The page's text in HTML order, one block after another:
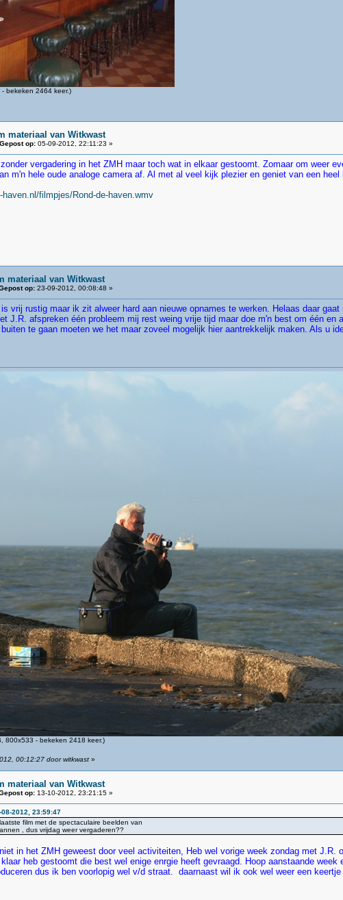
bekeken 2464 keer.)
materiaal van Witkwast
op:05-09-2012, 22:11:23 »
vergadering in het ZMH maar toch wat in elkaar gestoomt. Zomaar om weer
m'n hele oude analoge camera af. Al met al veel kijk plezier en geniet van een
filmpjes/Rond-de-haven.wmv
materiaal van Witkwast
op:23-09-2012, 00:08:48 »
vrij rustig maar ik zit alweer hard aan nieuwe opnames te werken. Helaas daar
J.R. afspreken één probleem mij rest weing vrije tijd maar doe m'n best om één
te gaan moeten we het maar zoveel mogelijk hier aantrekkelijk maken. Als u
800x533 - bekeken 2418 keer.)
00:12:27 door witkwast»
materiaal van Witkwast
op:13-10-2012, 23:21:15 »
2012, 23:59:47
film met de spectaculaire beelden van
, dus vrijdag weer vergaderen??
in het ZMH geweest door veel activiteiten, Heb wel vorige week zondag met J.R.
heb gestoomt die best wel enige enrgie heeft gevraagd. Hoop aanstaande
dus ik ben voorlopig wel v/d straat. daarnaast wil ik ook wel weer een